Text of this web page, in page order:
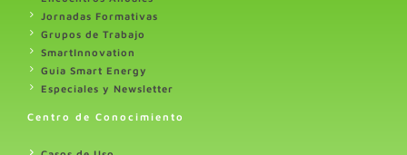
Jornadas Formativas
Grupos de Trabajo
SmartInnovation
Guia Smart Energy
Especiales y Newsletter
Centro de Conocimiento